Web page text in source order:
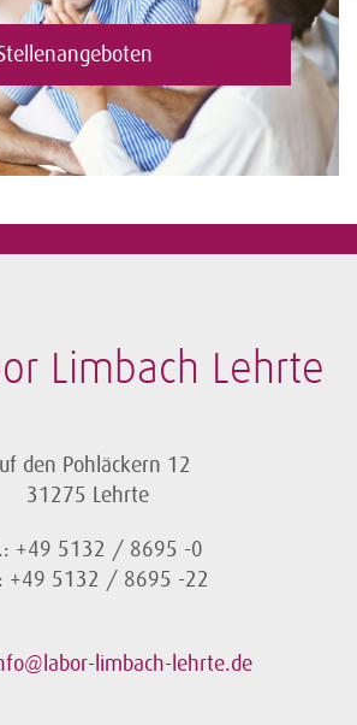
Limbach Lehrte
den Pohläckern 12
31275 Lehrte
+49 5132 / 8695 -0
+49 5132 / 8695 -22
limbach-lehrte.de